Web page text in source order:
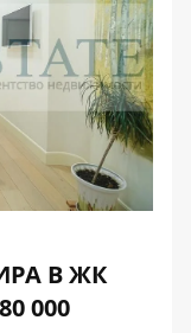
В ЖК
000